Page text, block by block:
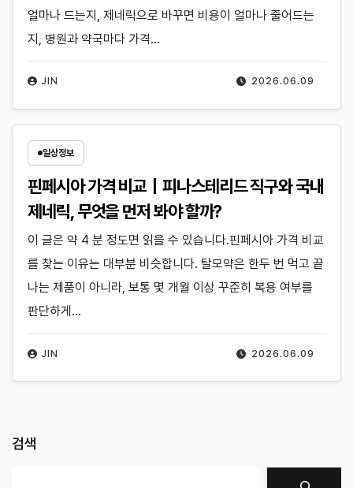
2026.06.09
JIN
얼마나 드는지, 제네릭으로 바꾸면 비용이 얼마나 줄어드는
지, 병원과 약국마다 가격…
일상정보
핀페시아 가격 비교｜피나스테리드 직구와 국내
제네릭, 무엇을 먼저 봐야 할까?
2026.06.09
JIN
이 글은 약 4 분 정도면 읽을 수 있습니다.핀페시아 가격 비교
를 찾는 이유는 대부분 비슷합니다. 탈모약은 한두 번 먹고 끝
나는 제품이 아니라, 보통 몇 개월 이상 꾸준히 복용 여부를
판단하게…
검색